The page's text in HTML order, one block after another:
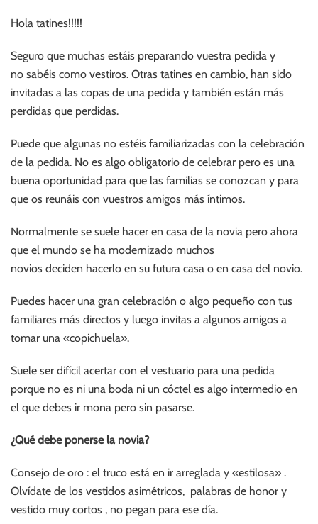
Hola tatines!!!!!
Seguro que muchas estáis preparando vuestra pedida y
no sabéis como vestiros. Otras tatines en cambio, han sido
invitadas a las copas de una pedida y también están más
perdidas que perdidas.
Puede que algunas no estéis familiarizadas con la celebración
de la pedida. No es algo obligatorio de celebrar pero es una
buena oportunidad para que las familias se conozcan y para
que os reunáis con vuestros amigos más íntimos.
Normalmente se suele hacer en casa de la novia pero ahora
que el mundo se ha modernizado muchos
novios deciden hacerlo en su futura casa o en casa del novio.
Puedes hacer una gran celebración o algo pequeño con tus
familiares más directos y luego invitas a algunos amigos a
tomar una «copichuela».
Suele ser difícil acertar con el vestuario para una pedida
porque no es ni una boda ni un cóctel es algo intermedio en
el que debes ir mona pero sin pasarse.
¿Qué debe ponerse la novia?
Consejo de oro : el truco está en ir arreglada y «estilosa» .
Olvídate de los vestidos asimétricos, palabras de honor y
vestido muy cortos , no pegan para ese día.